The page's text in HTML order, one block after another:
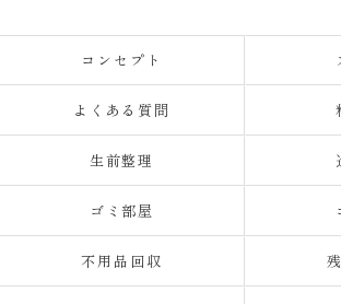
コンセプト
よくある質問
生前整理
ゴミ部屋
不用品回収